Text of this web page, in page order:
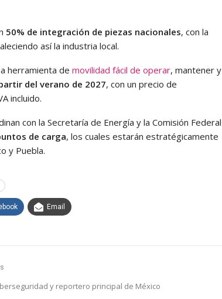
50% de integración de piezas nacionales, con la
así la industria local.
herramienta de movilidad fácil de operar, mantener y
del verano de 2027, con un precio de
incluido.
con la Secretaría de Energía y la Comisión Federal
de carga, los cuales estarán estratégicamente
y Puebla.
Email
y reportero principal de México